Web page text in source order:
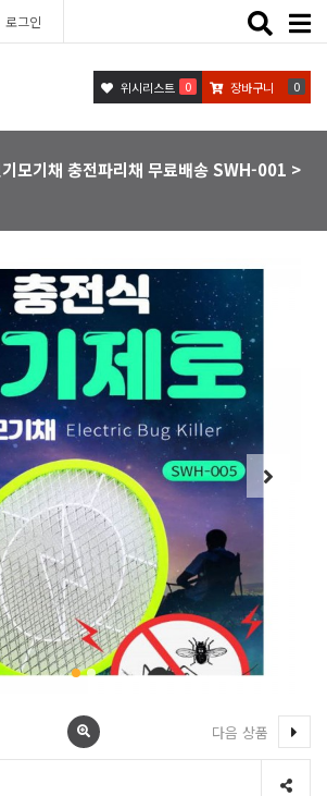
로그인
Toggle
위시리스트 0 장바구니 0
모기채 충전파리채 무료배송 SWH-001 >
다음 상품